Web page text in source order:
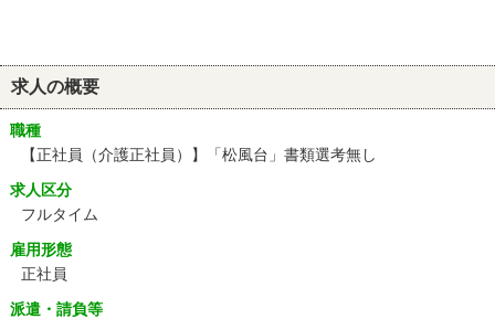
求人の概要
職種
【正社員（介護正社員）】「松風台」書類選考無し
求人区分
フルタイム
雇用形態
正社員
派遣・請負等